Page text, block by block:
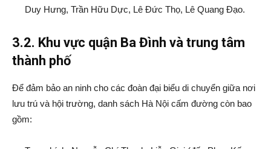
Duy Hưng, Trần Hữu Dực, Lê Đức Thọ, Lê Quang Đạo.
3.2. Khu vực quận Ba Đình và trung tâm
thành phố
Để đảm bảo an ninh cho các đoàn đại biểu di chuyển giữa nơi
lưu trú và hội trường, danh sách Hà Nội cấm đường còn bao
gồm: